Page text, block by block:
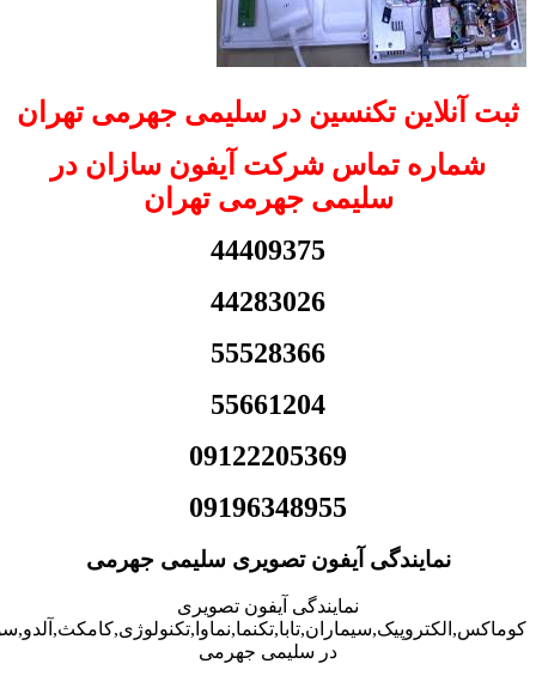
ثبت آنلاین تکنسین در سلیمی جهرمی تهران
شماره تماس شرکت آیفون سازان در
سلیمی جهرمی تهران
44409375
44283026
55528366
55661204
09122205369
09196348955
نمایندگی آیفون تصویری سلیمی جهرمی
نمایندگی آیفون تصویری
در سلیمی جهرمی